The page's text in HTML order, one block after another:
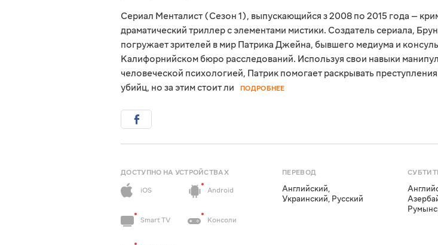
Сериал Менталист (Сезон 1), выпускающийся з 2008 по 2015 года —
драматический триллер с элементами мистики. Создатель сериала,
погружает зрителей в мир Патрика Джейна, бывшего медиума и
Калифорнийском бюро расследований. Используя свои навыки
человеческой психологией, Патрик помогает раскрывать
убийц, но за этим стоит ли
ПОДРОБНЕЕ
ДОСТУПНО НА УСТРОЙСТВАХ
iOS
Android
Smart TV Консоли
ПЕРЕВОД
Английский,
Украинский, Русский